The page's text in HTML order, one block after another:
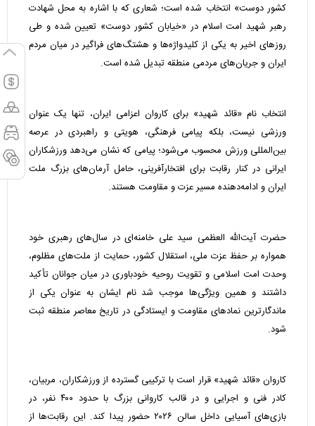
کشور دوست» انتخاب شده است؛ شعاری که با اشاره به محل شهادت
رهبر شهید امت اسلام در «خیابان کشور دوست» تعیین شده و طی
روزهای اخیر به یکی از کلیدواژه‌ها و هشتگ‌های فراگیر در میان مردم
ایران و جریان‌های مردمی منطقه تبدیل شده است.
انتخاب نام «قائد شهید» برای کاروان اعزامی ایران، تنها یک عنوان
ورزشی نیست، بلکه پیامی فرهنگی، هویتی و راهبردی در عرصه
بین‌المللی ورزش محسوب می‌شود؛ پیامی که نشان می‌دهد ورزشکاران
ایرانی در کنار رقابت برای افتخارآفرینی، حامل آرمان‌های بزرگ ملت
ایران و ادامه‌دهنده مسیر عزت و مقاومت هستند.
حضرت آیت‌الله العظمی سید علی خامنه‌ای در سال‌های رهبری خود
همواره بر حفظ عزت ملی، استقلال کشور، حمایت از ملت‌های مظلوم،
وحدت امت اسلامی و تقویت روحیه خودباوری در میان جوانان تأکید
داشتند و همین ویژگی‌ها موجب شد نام ایشان به عنوان یکی از
ماندگارترین نمادهای مقاومت و ایستادگی در تاریخ معاصر منطقه ثبت
شود.
کاروان «قائد شهید» قرار است با ترکیبی گسترده از ورزشکاران، مربیان،
کادر فنی و اجرایی و در قالب کاروانی بزرگ با حدود ۴۰۰ نفر، در
بازی‌های آسیایی داخل سالن ۲۰۲۶ حضور پیدا کند. این رقابت‌ها از